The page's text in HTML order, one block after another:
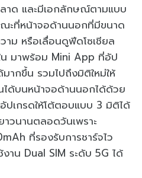
าด และมีเอกลักษณ์ตามแบบ
ะที่หน้าจอด้านนอกที่มีขนาด
ม หรือเลื่อนดูฟีดโซเชียล
น มาพร้อม Mini App ที่อัป
ากขึ้น รวมไปถึงมิติใหม่ให้
ได้บนหน้าจอด้านนอกได้ด้วย
เกรดให้โต้ตอบแบบ 3 มิติได้
วนานตลอดวันเพราะ
ที่รองรับการชาร์จไว
งาน Dual SIM ระดับ 5G ได้